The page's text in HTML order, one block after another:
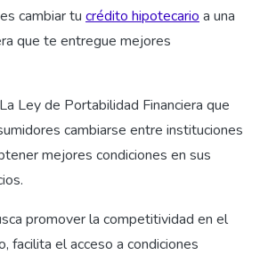
cambiar tu crédito hipotecario a una
que te entregue mejores
Ley de Portabilidad Financiera que
cambiarse entre instituciones
mejores condiciones en sus
promover la competitividad en el
facilita el acceso a condiciones